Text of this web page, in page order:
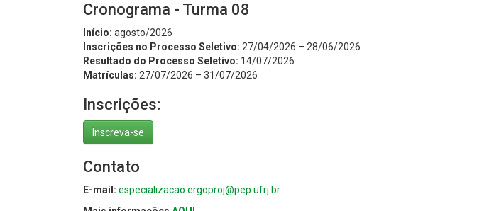
Cronograma - Turma 08
Início: agosto/2026
Inscrições no Processo Seletivo: 27/04/2026 – 28/06/2026
Resultado do Processo Seletivo: 14/07/2026
Matrículas: 27/07/2026 – 31/07/2026
Inscrições:
Inscreva-se
Contato
E-mail: especializacao.ergoproj@pep.ufrj.br